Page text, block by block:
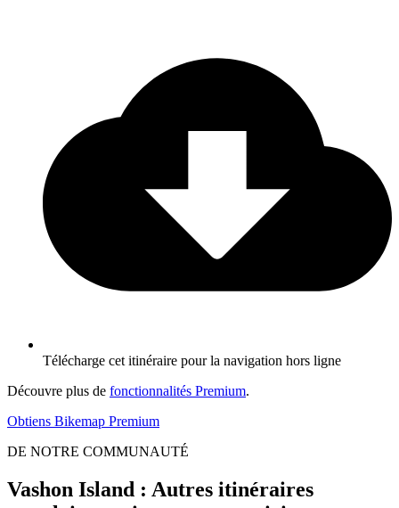
Télécharge cet itinéraire pour la navigation hors ligne
Découvre plus de fonctionnalités Premium.
Obtiens Bikemap Premium
DE NOTRE COMMUNAUTÉ
Vashon Island : Autres itinéraires